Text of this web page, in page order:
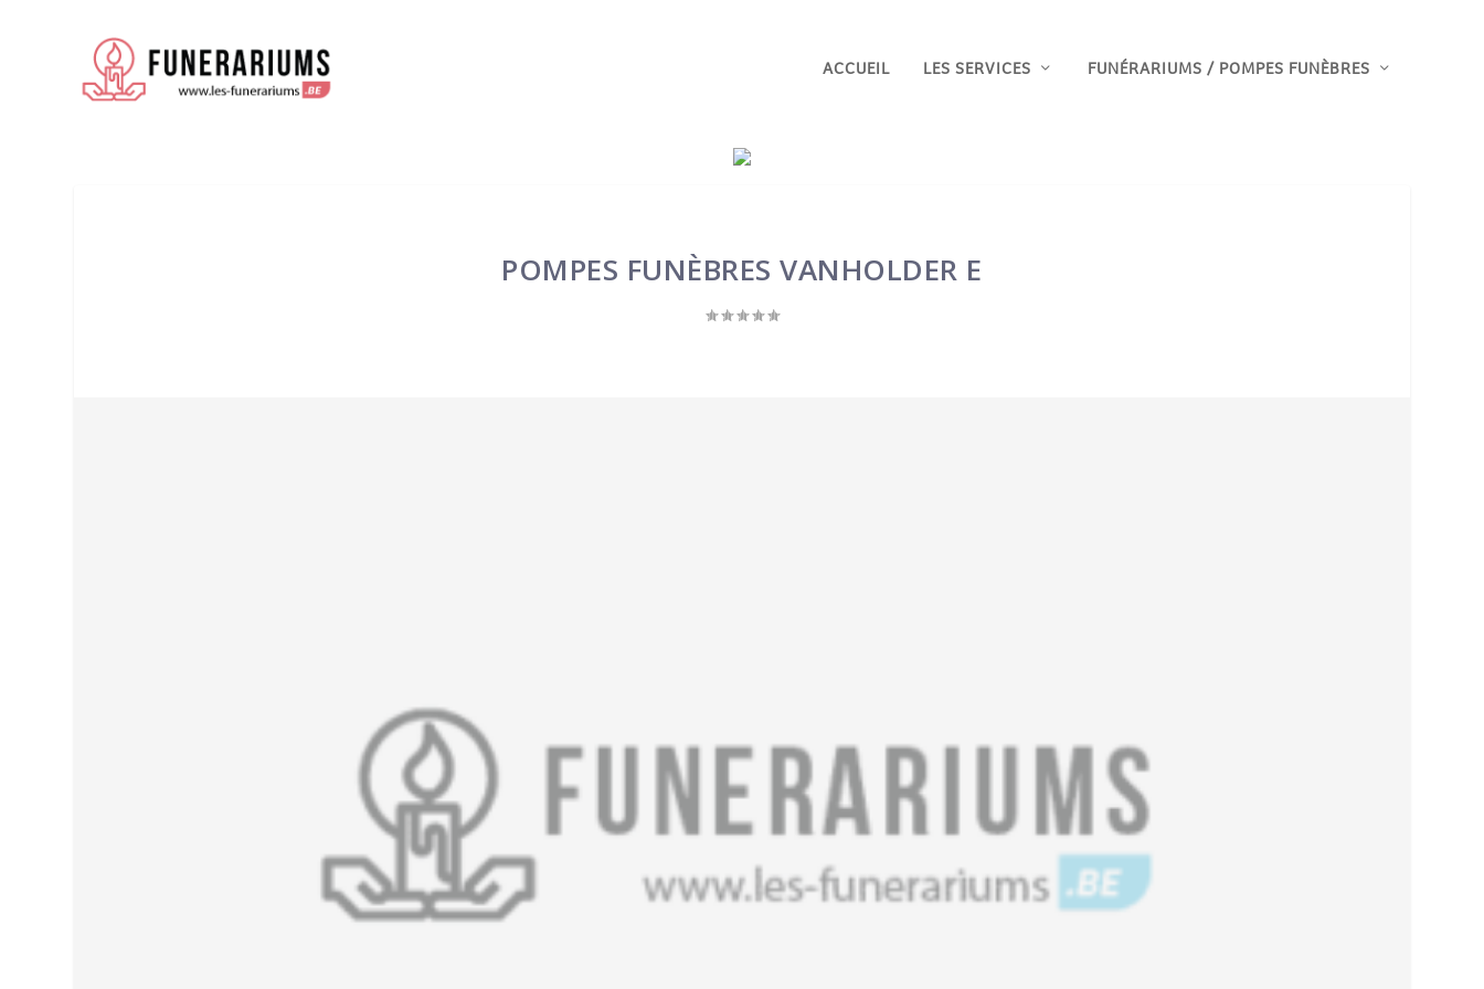
ACCUEIL LES SERVICES FUNÉRARIUMS / POMPES FUNÈBRES
POMPES FUNÈBRES VANHOLDER E